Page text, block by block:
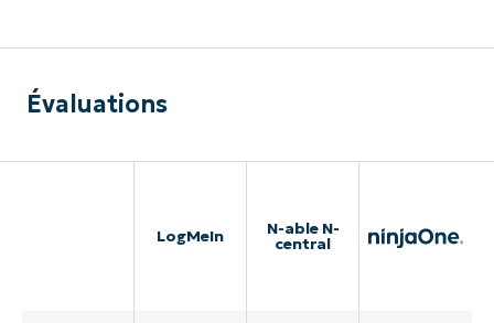
Évaluations
LogMeIn N-able N-
central